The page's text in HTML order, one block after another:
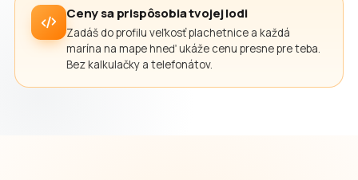
Ceny sa prispôsobia tvojej lodi
Zadáš do profilu veľkosť plachetnice a každá
marína na mape hneď ukáže cenu presne pre teba.
Bez kalkulačky a telefonátov.